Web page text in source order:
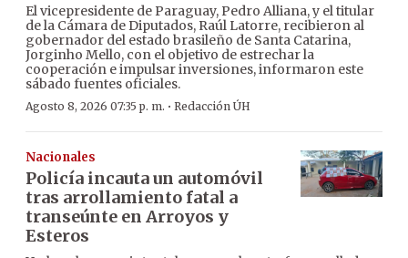
El vicepresidente de Paraguay, Pedro Alliana, y el titular
de la Cámara de Diputados, Raúl Latorre, recibieron al
gobernador del estado brasileño de Santa Catarina,
Jorginho Mello, con el objetivo de estrechar la
cooperación e impulsar inversiones, informaron este
sábado fuentes oficiales.
Agosto 8, 2026 07:35 p. m. · Redacción ÚH
Nacionales
Policía incauta un automóvil
tras arrollamiento fatal a
transeúnte en Arroyos y
Esteros